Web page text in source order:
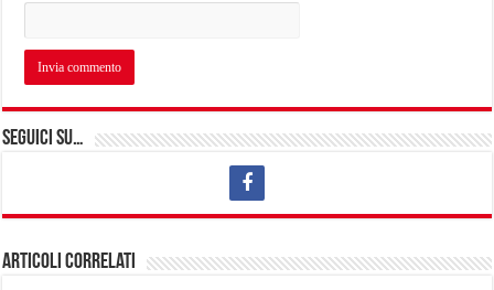
Seguici su…
Articoli correlati